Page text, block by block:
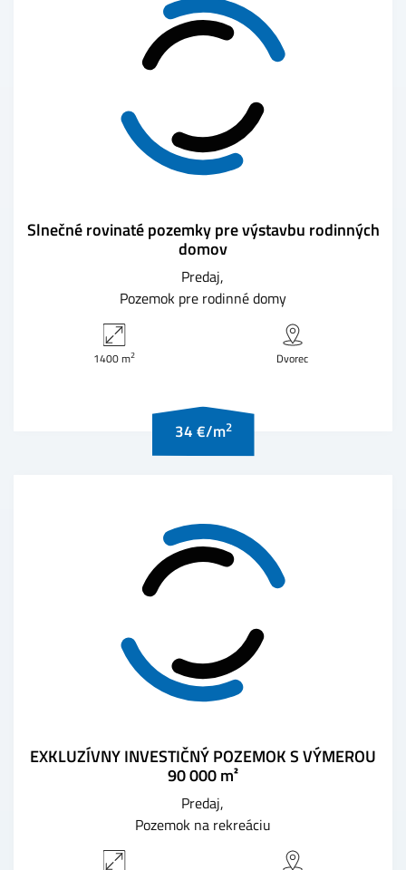
Slnečné rovinaté pozemky pre výstavbu rodinných
domov
Predaj
Pozemok pre rodinné domy
1400 m2 Dvorec
34 €/m2
EXKLUZÍVNY INVESTIČNÝ POZEMOK S VÝMEROU
90 000 m²
Predaj
Pozemok na rekreáciu